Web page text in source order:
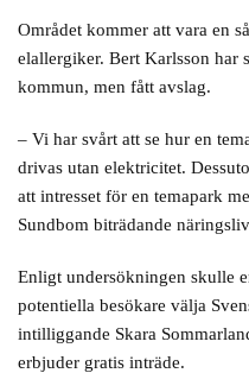
Området kommer att vara en
elallergiker. Bert Karlsson har
kommun, men fått avslag.
– Vi har svårt att se hur en
drivas utan elektricitet.
att intresset för en temapark
Sundbom biträdande
Enligt undersökningen skulle
potentiella besökare välja
intilliggande Skara
erbjuder gratis inträde.